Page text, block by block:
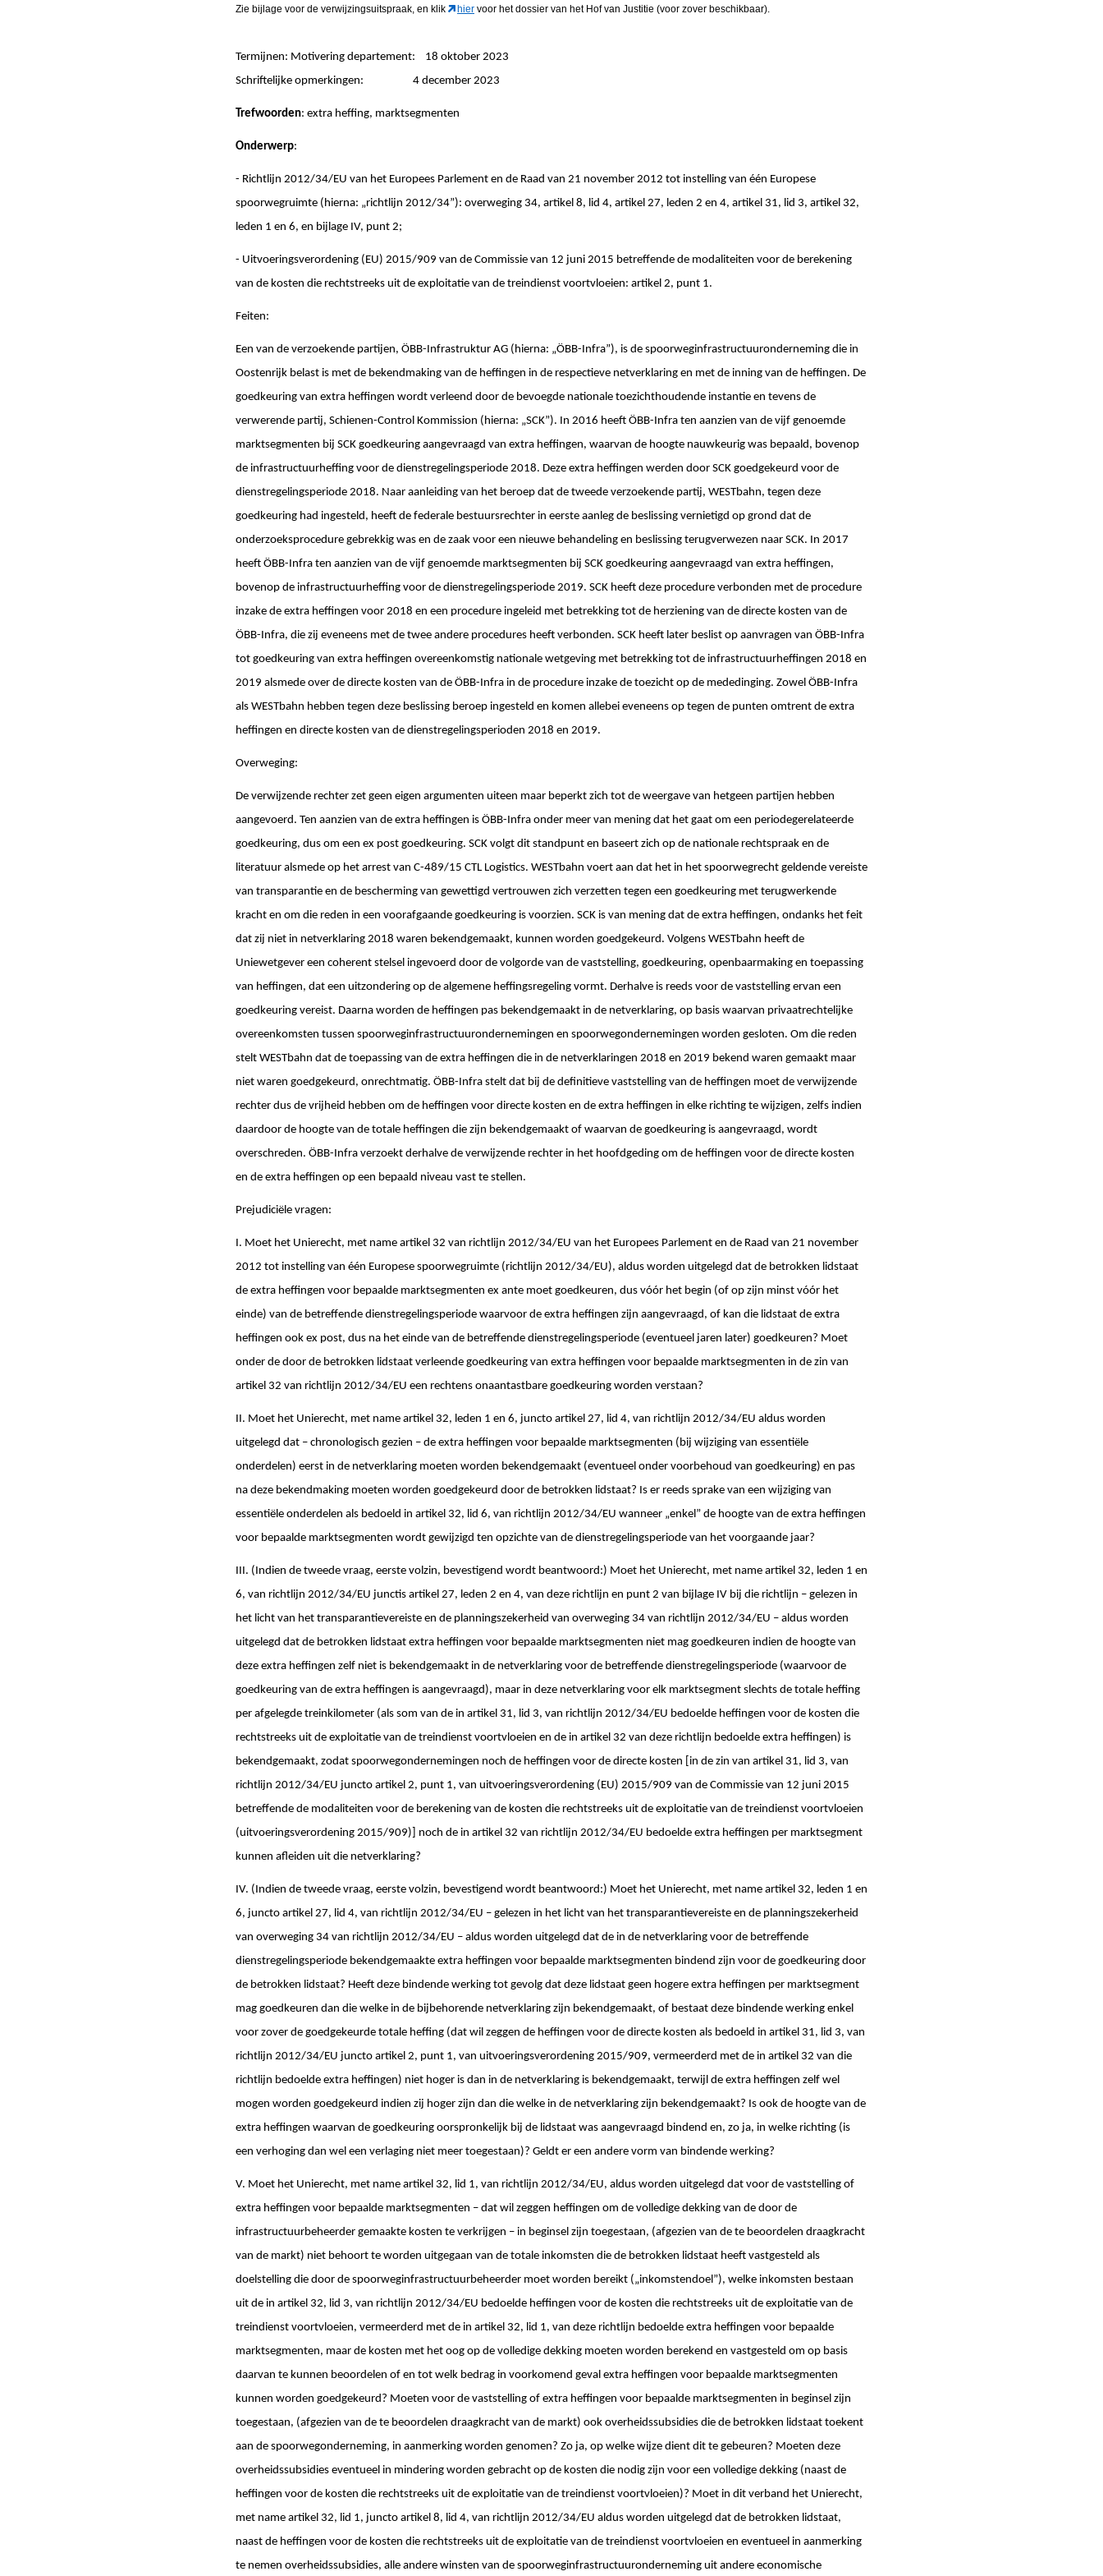
Zie bijlage voor de verwijzingsuitspraak, en klik hier voor het dossier van het Hof van Justitie (voor zover beschikbaar).
Termijnen: Motivering departement: 18 oktober 2023
Schriftelijke opmerkingen: 4 december 2023
Trefwoorden: extra heffing, marktsegmenten
Onderwerp:
- Richtlijn 2012/34/EU van het Europees Parlement en de Raad van 21 november 2012 tot instelling van één Europese
spoorwegruimte (hierna: „richtlijn 2012/34”): overweging 34, artikel 8, lid 4, artikel 27, leden 2 en 4, artikel 31, lid 3, artikel 32,
leden 1 en 6, en bijlage IV, punt 2;
- Uitvoeringsverordening (EU) 2015/909 van de Commissie van 12 juni 2015 betreffende de modaliteiten voor de berekening
van de kosten die rechtstreeks uit de exploitatie van de treindienst voortvloeien: artikel 2, punt 1.
Feiten:
Een van de verzoekende partijen, ÖBB-Infrastruktur AG (hierna: „ÖBB-Infra”), is de spoorweginfrastructuuronderneming die in
Oostenrijk belast is met de bekendmaking van de heffingen in de respectieve netverklaring en met de inning van de heffingen. De
goedkeuring van extra heffingen wordt verleend door de bevoegde nationale toezichthoudende instantie en tevens de
verwerende partij, Schienen-Control Kommission (hierna: „SCK”). In 2016 heeft ÖBB-Infra ten aanzien van de vijf genoemde
marktsegmenten bij SCK goedkeuring aangevraagd van extra heffingen, waarvan de hoogte nauwkeurig was bepaald, bovenop
de infrastructuurheffing voor de dienstregelingsperiode 2018. Deze extra heffingen werden door SCK goedgekeurd voor de
dienstregelingsperiode 2018. Naar aanleiding van het beroep dat de tweede verzoekende partij, WESTbahn, tegen deze
goedkeuring had ingesteld, heeft de federale bestuursrechter in eerste aanleg de beslissing vernietigd op grond dat de
onderzoeksprocedure gebrekkig was en de zaak voor een nieuwe behandeling en beslissing terugverwezen naar SCK. In 2017
heeft ÖBB-Infra ten aanzien van de vijf genoemde marktsegmenten bij SCK goedkeuring aangevraagd van extra heffingen,
bovenop de infrastructuurheffing voor de dienstregelingsperiode 2019. SCK heeft deze procedure verbonden met de procedure
inzake de extra heffingen voor 2018 en een procedure ingeleid met betrekking tot de herziening van de directe kosten van de
ÖBB-Infra, die zij eveneens met de twee andere procedures heeft verbonden. SCK heeft later beslist op aanvragen van ÖBB-Infra
tot goedkeuring van extra heffingen overeenkomstig nationale wetgeving met betrekking tot de infrastructuurheffingen 2018 en
2019 alsmede over de directe kosten van de ÖBB-Infra in de procedure inzake de toezicht op de mededinging. Zowel ÖBB-Infra
als WESTbahn hebben tegen deze beslissing beroep ingesteld en komen allebei eveneens op tegen de punten omtrent de extra
heffingen en directe kosten van de dienstregelingsperioden 2018 en 2019.
Overweging:
De verwijzende rechter zet geen eigen argumenten uiteen maar beperkt zich tot de weergave van hetgeen partijen hebben
aangevoerd. Ten aanzien van de extra heffingen is ÖBB-Infra onder meer van mening dat het gaat om een periodegerelateerde
goedkeuring, dus om een ex post goedkeuring. SCK volgt dit standpunt en baseert zich op de nationale rechtspraak en de
literatuur alsmede op het arrest van C-489/15 CTL Logistics. WESTbahn voert aan dat het in het spoorwegrecht geldende vereiste
van transparantie en de bescherming van gewettigd vertrouwen zich verzetten tegen een goedkeuring met terugwerkende
kracht en om die reden in een voorafgaande goedkeuring is voorzien. SCK is van mening dat de extra heffingen, ondanks het feit
dat zij niet in netverklaring 2018 waren bekendgemaakt, kunnen worden goedgekeurd. Volgens WESTbahn heeft de
Uniewetgever een coherent stelsel ingevoerd door de volgorde van de vaststelling, goedkeuring, openbaarmaking en toepassing
van heffingen, dat een uitzondering op de algemene heffingsregeling vormt. Derhalve is reeds voor de vaststelling ervan een
goedkeuring vereist. Daarna worden de heffingen pas bekendgemaakt in de netverklaring, op basis waarvan privaatrechtelijke
overeenkomsten tussen spoorweginfrastructuurondernemingen en spoorwegondernemingen worden gesloten. Om die reden
stelt WESTbahn dat de toepassing van de extra heffingen die in de netverklaringen 2018 en 2019 bekend waren gemaakt maar
niet waren goedgekeurd, onrechtmatig. ÖBB-Infra stelt dat bij de definitieve vaststelling van de heffingen moet de verwijzende
rechter dus de vrijheid hebben om de heffingen voor directe kosten en de extra heffingen in elke richting te wijzigen, zelfs indien
daardoor de hoogte van de totale heffingen die zijn bekendgemaakt of waarvan de goedkeuring is aangevraagd, wordt
overschreden. ÖBB-Infra verzoekt derhalve de verwijzende rechter in het hoofdgeding om de heffingen voor de directe kosten
en de extra heffingen op een bepaald niveau vast te stellen.
Prejudiciële vragen:
I. Moet het Unierecht, met name artikel 32 van richtlijn 2012/34/EU van het Europees Parlement en de Raad van 21 november
2012 tot instelling van één Europese spoorwegruimte (richtlijn 2012/34/EU), aldus worden uitgelegd dat de betrokken lidstaat
de extra heffingen voor bepaalde marktsegmenten ex ante moet goedkeuren, dus vóór het begin (of op zijn minst vóór het
einde) van de betreffende dienstregelingsperiode waarvoor de extra heffingen zijn aangevraagd, of kan die lidstaat de extra
heffingen ook ex post, dus na het einde van de betreffende dienstregelingsperiode (eventueel jaren later) goedkeuren? Moet
onder de door de betrokken lidstaat verleende goedkeuring van extra heffingen voor bepaalde marktsegmenten in de zin van
artikel 32 van richtlijn 2012/34/EU een rechtens onaantastbare goedkeuring worden verstaan?
II. Moet het Unierecht, met name artikel 32, leden 1 en 6, juncto artikel 27, lid 4, van richtlijn 2012/34/EU aldus worden
uitgelegd dat – chronologisch gezien – de extra heffingen voor bepaalde marktsegmenten (bij wijziging van essentiële
onderdelen) eerst in de netverklaring moeten worden bekendgemaakt (eventueel onder voorbehoud van goedkeuring) en pas
na deze bekendmaking moeten worden goedgekeurd door de betrokken lidstaat? Is er reeds sprake van een wijziging van
essentiële onderdelen als bedoeld in artikel 32, lid 6, van richtlijn 2012/34/EU wanneer „enkel” de hoogte van de extra heffingen
voor bepaalde marktsegmenten wordt gewijzigd ten opzichte van de dienstregelingsperiode van het voorgaande jaar?
III. (Indien de tweede vraag, eerste volzin, bevestigend wordt beantwoord:) Moet het Unierecht, met name artikel 32, leden 1 en
6, van richtlijn 2012/34/EU junctis artikel 27, leden 2 en 4, van deze richtlijn en punt 2 van bijlage IV bij die richtlijn – gelezen in
het licht van het transparantievereiste en de planningszekerheid van overweging 34 van richtlijn 2012/34/EU – aldus worden
uitgelegd dat de betrokken lidstaat extra heffingen voor bepaalde marktsegmenten niet mag goedkeuren indien de hoogte van
deze extra heffingen zelf niet is bekendgemaakt in de netverklaring voor de betreffende dienstregelingsperiode (waarvoor de
goedkeuring van de extra heffingen is aangevraagd), maar in deze netverklaring voor elk marktsegment slechts de totale heffing
per afgelegde treinkilometer (als som van de in artikel 31, lid 3, van richtlijn 2012/34/EU bedoelde heffingen voor de kosten die
rechtstreeks uit de exploitatie van de treindienst voortvloeien en de in artikel 32 van deze richtlijn bedoelde extra heffingen) is
bekendgemaakt, zodat spoorwegondernemingen noch de heffingen voor de directe kosten [in de zin van artikel 31, lid 3, van
richtlijn 2012/34/EU juncto artikel 2, punt 1, van uitvoeringsverordening (EU) 2015/909 van de Commissie van 12 juni 2015
betreffende de modaliteiten voor de berekening van de kosten die rechtstreeks uit de exploitatie van de treindienst voortvloeien
(uitvoeringsverordening 2015/909)] noch de in artikel 32 van richtlijn 2012/34/EU bedoelde extra heffingen per marktsegment
kunnen afleiden uit die netverklaring?
IV. (Indien de tweede vraag, eerste volzin, bevestigend wordt beantwoord:) Moet het Unierecht, met name artikel 32, leden 1 en
6, juncto artikel 27, lid 4, van richtlijn 2012/34/EU – gelezen in het licht van het transparantievereiste en de planningszekerheid
van overweging 34 van richtlijn 2012/34/EU – aldus worden uitgelegd dat de in de netverklaring voor de betreffende
dienstregelingsperiode bekendgemaakte extra heffingen voor bepaalde marktsegmenten bindend zijn voor de goedkeuring door
de betrokken lidstaat? Heeft deze bindende werking tot gevolg dat deze lidstaat geen hogere extra heffingen per marktsegment
mag goedkeuren dan die welke in de bijbehorende netverklaring zijn bekendgemaakt, of bestaat deze bindende werking enkel
voor zover de goedgekeurde totale heffing (dat wil zeggen de heffingen voor de directe kosten als bedoeld in artikel 31, lid 3, van
richtlijn 2012/34/EU juncto artikel 2, punt 1, van uitvoeringsverordening 2015/909, vermeerderd met de in artikel 32 van die
richtlijn bedoelde extra heffingen) niet hoger is dan in de netverklaring is bekendgemaakt, terwijl de extra heffingen zelf wel
mogen worden goedgekeurd indien zij hoger zijn dan die welke in de netverklaring zijn bekendgemaakt? Is ook de hoogte van de
extra heffingen waarvan de goedkeuring oorspronkelijk bij de lidstaat was aangevraagd bindend en, zo ja, in welke richting (is
een verhoging dan wel een verlaging niet meer toegestaan)? Geldt er een andere vorm van bindende werking?
V. Moet het Unierecht, met name artikel 32, lid 1, van richtlijn 2012/34/EU, aldus worden uitgelegd dat voor de vaststelling of
extra heffingen voor bepaalde marktsegmenten – dat wil zeggen heffingen om de volledige dekking van de door de
infrastructuurbeheerder gemaakte kosten te verkrijgen – in beginsel zijn toegestaan, (afgezien van de te beoordelen draagkracht
van de markt) niet behoort te worden uitgegaan van de totale inkomsten die de betrokken lidstaat heeft vastgesteld als
doelstelling die door de spoorweginfrastructuurbeheerder moet worden bereikt („inkomstendoel”), welke inkomsten bestaan
uit de in artikel 32, lid 3, van richtlijn 2012/34/EU bedoelde heffingen voor de kosten die rechtstreeks uit de exploitatie van de
treindienst voortvloeien, vermeerderd met de in artikel 32, lid 1, van deze richtlijn bedoelde extra heffingen voor bepaalde
marktsegmenten, maar de kosten met het oog op de volledige dekking moeten worden berekend en vastgesteld om op basis
daarvan te kunnen beoordelen of en tot welk bedrag in voorkomend geval extra heffingen voor bepaalde marktsegmenten
kunnen worden goedgekeurd? Moeten voor de vaststelling of extra heffingen voor bepaalde marktsegmenten in beginsel zijn
toegestaan, (afgezien van de te beoordelen draagkracht van de markt) ook overheidssubsidies die de betrokken lidstaat toekent
aan de spoorwegonderneming, in aanmerking worden genomen? Zo ja, op welke wijze dient dit te gebeuren? Moeten deze
overheidssubsidies eventueel in mindering worden gebracht op de kosten die nodig zijn voor een volledige dekking (naast de
heffingen voor de kosten die rechtstreeks uit de exploitatie van de treindienst voortvloeien)? Moet in dit verband het Unierecht,
met name artikel 32, lid 1, juncto artikel 8, lid 4, van richtlijn 2012/34/EU aldus worden uitgelegd dat de betrokken lidstaat,
naast de heffingen voor de kosten die rechtstreeks uit de exploitatie van de treindienst voortvloeien en eventueel in aanmerking
te nemen overheidssubsidies, alle andere winsten van de spoorweginfrastructuuronderneming uit andere economische